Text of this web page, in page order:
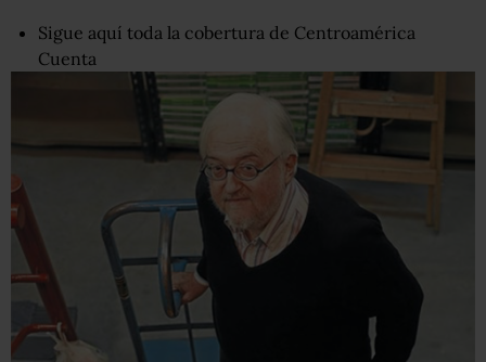
Sigue aquí toda la cobertura de Centroamérica
Cuenta